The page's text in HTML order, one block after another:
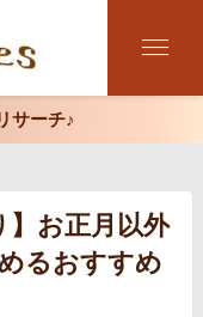
サーチ♪
】お正月以外
るおすすめ